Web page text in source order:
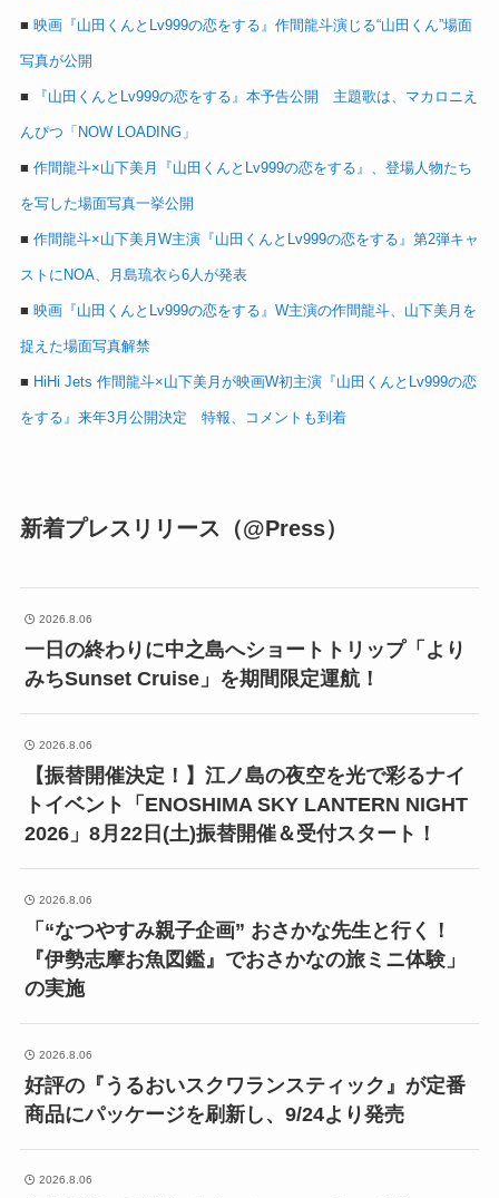
■ 映画『山田くんとLv999の恋をする』作間龍斗演じる“山田くん”場面
写真が公開
■ 『山田くんとLv999の恋をする』本予告公開 主題歌は、マカロニえ
んぴつ「NOW LOADING」
■ 作間龍斗×山下美月『山田くんとLv999の恋をする』、登場人物たち
を写した場面写真一挙公開
■ 作間龍斗×山下美月W主演『山田くんとLv999の恋をする』第2弾キャ
ストにNOA、月島琉衣ら6人が発表
■ 映画『山田くんとLv999の恋をする』W主演の作間龍斗、山下美月を
捉えた場面写真解禁
■ HiHi Jets 作間龍斗×山下美月が映画W初主演『山田くんとLv999の恋
をする』来年3月公開決定 特報、コメントも到着
新着プレスリリース（@Press）
2026.8.06
一日の終わりに中之島へショートトリップ「より
みちSunset Cruise」を期間限定運航！
2026.8.06
【振替開催決定！】江ノ島の夜空を光で彩るナイ
トイベント「ENOSHIMA SKY LANTERN NIGHT
2026」8月22日(土)振替開催＆受付スタート！
2026.8.06
「“なつやすみ親子企画” おさかな先生と行く！
『伊勢志摩お魚図鑑』でおさかなの旅ミニ体験」
の実施
2026.8.06
好評の『うるおいスクワランスティック』が定番
商品にパッケージを刷新し、9/24より発売
2026.8.06